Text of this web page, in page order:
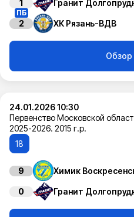
1 Гранит
ПБ
2 ХК Рязань-ВДВ
Обзор
24.01.2026 10:30
Первенство Московской
2025-2026. 2015 г.р.
18
9 Химик
0 Гранит